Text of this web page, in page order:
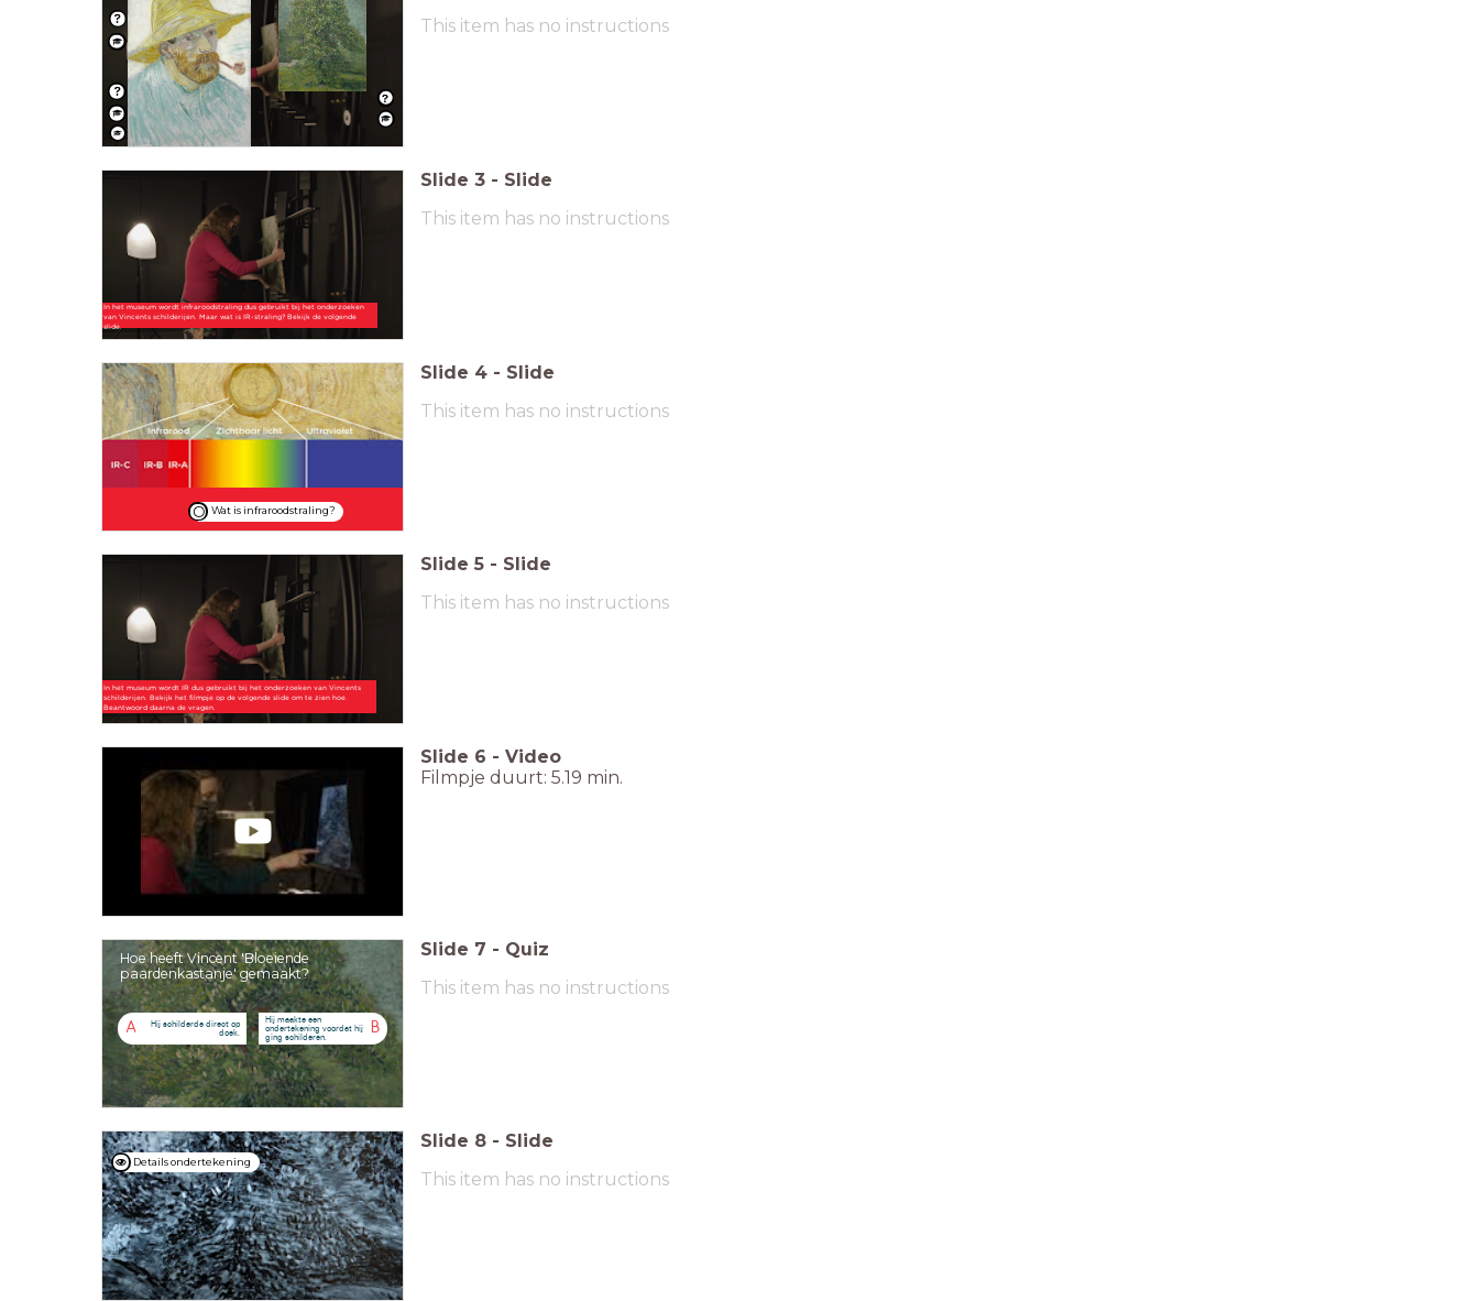
This item has no instructions
In het museum wordt infraroodstraling dus gebruikt bij het onderzoeken
van Vincents schilderijen. Maar wat is IR-straling? Bekijk de volgende
slide.
Slide 3 - Slide
This item has no instructions
Wat is infraroodstraling?
Slide 4 - Slide
This item has no instructions
In het museum wordt IR dus gebruikt bij het onderzoeken van Vincents
schilderijen. Bekijk het filmpje op de volgende slide om te zien hoe.
Beantwoord daarna de vragen.
Slide 5 - Slide
This item has no instructions
Slide 6 - Video
Filmpje duurt: 5.19 min.
Hoe heeft Vincent 'Bloeiende
paardenkastanje' gemaakt?
A
Hij schilderde direct op
doek.
B
Hij maakte een
ondertekening voordat hij
ging schilderen.
Slide 7 - Quiz
This item has no instructions
Details ondertekening
Slide 8 - Slide
This item has no instructions